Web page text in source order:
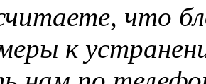
что
к